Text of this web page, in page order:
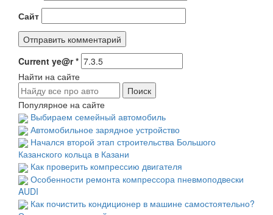
Сайт
Current ye@r*
Найти на сайте
Популярное на сайте
Выбираем семейный автомобиль
Автомобильное зарядное устройство
Начался второй этап строительства Большого
Казанского кольца в Казани
Как проверить компрессию двигателя
Особенности ремонта компрессора пневмоподвески
AUDI
Как почистить кондиционер в машине самостоятельно?